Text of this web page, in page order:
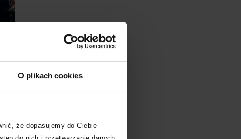
O plikach cookies
że dopasujemy do Ciebie
Kup bilet